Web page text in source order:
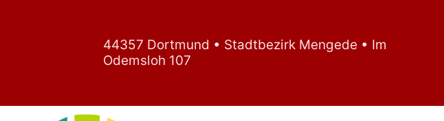
44357 Dortmund • Stadtbezirk Mengede • Im
Odemsloh 107